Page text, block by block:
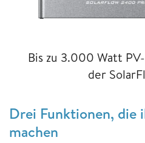
Bis zu 3.000 Watt
der
Drei Funktionen, die
machen